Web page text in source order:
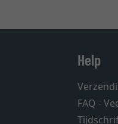
Help
FAQ -